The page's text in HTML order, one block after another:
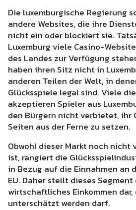
Die luxemburgische Regierung
andere Websites, die ihre
nicht ein oder blockiert sie.
Luxemburg viele Casino-
des Landes zur Verfügung
haben ihren Sitz nicht in
anderen Teilen der Welt, in
Glücksspiele legal sind. Viele
akzeptieren Spieler aus
den Bürgern nicht verbietet, ihr
Seiten aus der Ferne zu setzen.
Obwohl dieser Markt noch
ist, rangiert die
in Bezug auf die Einnahmen an
EU. Daher stellt dieses
wirtschaftliches Einkommen
unterschätzt werden darf.